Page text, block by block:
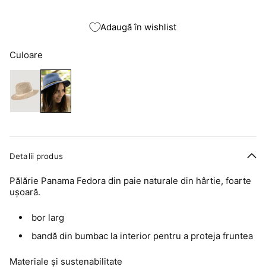
Adaugă în wishlist
Culoare
Detalii produs
Pălărie Panama Fedora din paie naturale din hârtie, foarte
ușoară.
bor larg
bandă din bumbac la interior pentru a proteja fruntea
Materiale și sustenabilitate